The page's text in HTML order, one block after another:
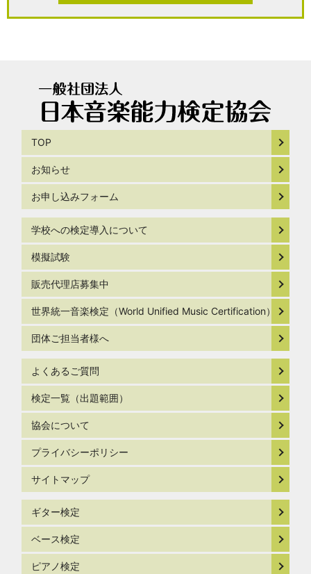
TOP
お知らせ
お申し込みフォーム
学校への検定導入について
模擬試験
販売代理店募集中
世界統一音楽検定（World Unified Music Certification）
団体ご担当者様へ
よくあるご質問
検定一覧（出題範囲）
協会について
プライバシーポリシー
サイトマップ
ギター検定
ベース検定
ピアノ検定